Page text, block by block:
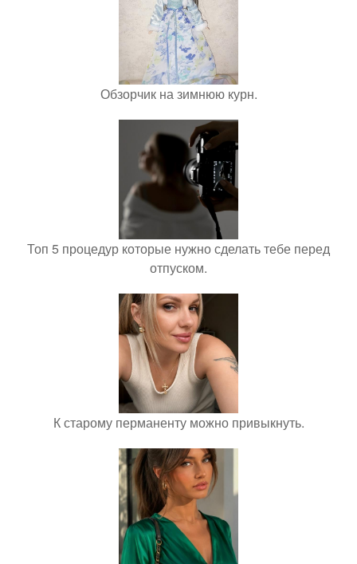
Обзорчик на зимнюю курн.
Топ 5 процедур которые нужно сделать тебе перед
отпуском.
К старому перманенту можно привыкнуть.